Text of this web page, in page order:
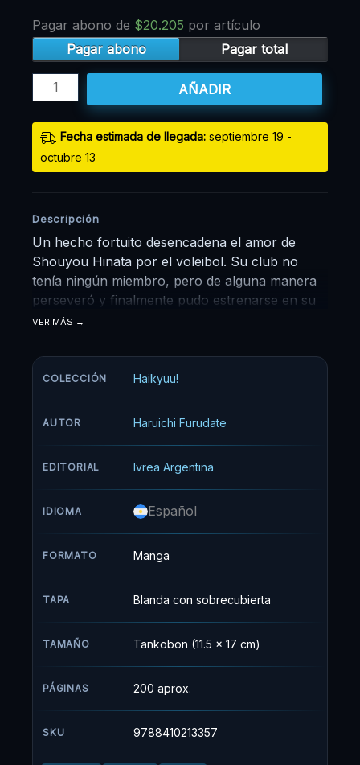
Pagar abono de $20.205 por artículo
Pagar abono
Pagar total
AÑADIR
Fecha estimada de llegada: septiembre 19 -
octubre 13
Descripción
Un hecho fortuito desencadena el amor de
Shouyou Hinata por el voleibol. Su club no
tenía ningún miembro, pero de alguna manera
perseveró y finalmente pudo estrenarse en su
primer y último partido regular de la escuela
Kageyama, un jugador estrella conocido como
"El Rey de la Cancha." Jurando venganza,
Preparatoria Karasuno... sólo para encontrarse
VER MÁS
COLECCIÓN Haikyuu!
AUTOR Haruichi Furudate
EDITORIAL Ivrea Argentina
IDIOMA Español
FORMATO Manga
TAPA Blanda con sobrecubierta
TAMAÑO Tankobon (11.5 x 17 cm)
PÁGINAS 200 aprox.
SKU 9788410213357